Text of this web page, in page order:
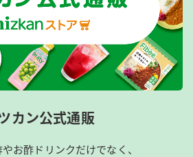
カン公式通販
お酢ドリンクだけでなく、